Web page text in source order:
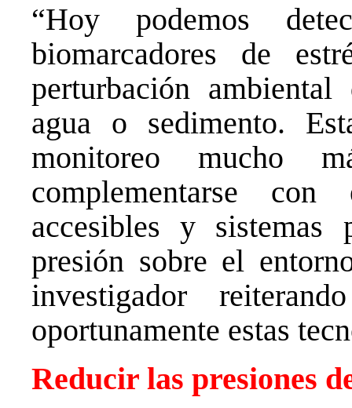
“Hoy podemos
biomarcadores de
perturbación
agua o sedimento.
monitoreo mucho
complementarse con
accesibles y sistemas
presión sobre el
investigador
oportunamente estas
Reducir las presiones